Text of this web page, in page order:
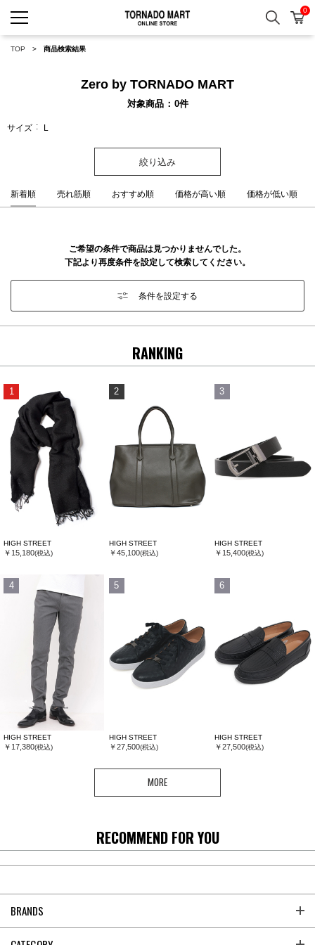
検索 カ
0
TOP 商品検索結果
Zero by TORNADO MART
対象商品 0件
サイズ L
絞り込み
新着順 売れ筋順 おすすめ順 価格が高い順 価格が低い順
ご希望の条件で商品は見つかりませんでした。
下記より再度条件を設定して検索してください。
条件を設定する
RANKING
1
HIGH STREET
￥15,180(税込)
2
HIGH STREET
￥45,100(税込)
3
HIGH STREET
￥15,400(税込)
4
HIGH STREET
￥17,380(税込)
5
HIGH STREET
￥27,500(税込)
6
HIGH STREET
￥27,500(税込)
MORE
RECOMMEND FOR YOU
BRANDS